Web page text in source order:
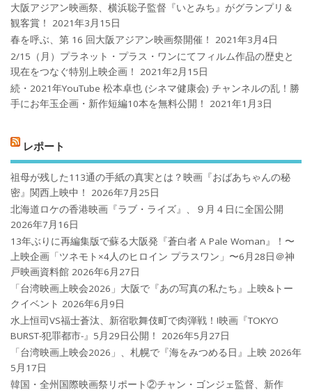
大阪アジアン映画祭、横浜聡子監督『いとみち』がグランプリ＆
観客賞！
2021年3月15日
春を呼ぶ、第 16 回大阪アジアン映画祭開催！
2021年3月4日
2/15（月）プラネット・プラス・ワンにてフィルム作品の歴史と
現在をつなぐ特別上映企画！
2021年2月15日
続・2021年YouTube 松本卓也 (シネマ健康会) チャンネルの乱！勝
手にお年玉企画・新作短編10本を無料公開！
2021年1月3日
レポート
祖母が残した113通の手紙の真実とは？映画『おばあちゃんの秘
密』関西上映中！
2026年7月25日
北海道ロケの香港映画『ラブ・ライズ』、９月４日に全国公開
2026年7月16日
13年ぶりに再編集版で蘇る大阪発『蒼白者 A Pale Woman』！〜
上映企画「ツネモト×4人のヒロイン プラスワン」〜6月28日＠神
戸映画資料館 2026年6月27日
「台湾映画上映会2026」大阪で『あの写真の私たち』上映&トー
クイベント 2026年6月9日
水上恒司VS福士蒼汰、新宿歌舞伎町で肉弾戦！!映画『TOKYO
BURST-犯罪都市-』5月29日公開！
2026年5月27日
「台湾映画上映会2026」、札幌で『海をみつめる日』上映 2026年
5月17日
韓国・全州国際映画祭リポート②チャン・ゴンジェ監督、新作